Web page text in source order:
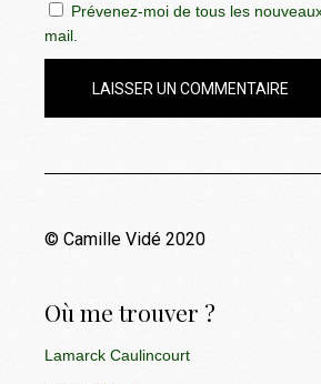
Prévenez-moi de tous les
mail.
LAISSER UN COMMENTAIRE
© Camille Vidé 2020
Où me trouver ?
Lamarck Caulincourt